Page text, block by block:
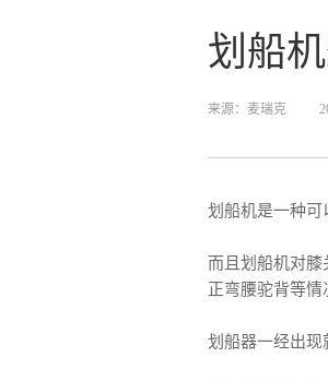
划船
来源： 麦瑞克
划船机是一种可
而且划船机对
正弯腰驼背等情
划船器一经出现